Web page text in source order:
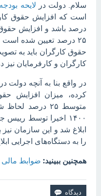
سلام. دولت در لایحه بودجه
درصد باشد و افزایش
۲۵ درصد تعیین شده
حقوق کارگران باید به
کارگران و کارفرمایان نیز
در واقع بنا به آنچه دولت
کرده، میزان افزایش
متوسط ۲۵
۱۴۰۰ اخیرا توسط
ابلاغ شد و این سازمان
را به دستگاه‌های اجرایی
همچنین ببینید: ضوابط مالی